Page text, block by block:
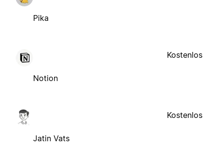
Pika
Notion
Kostenlos
Jatin Vats
Kostenlos